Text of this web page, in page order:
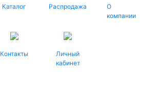
Каталог Распродажа
О
компании
Контакты
Личный
кабинет